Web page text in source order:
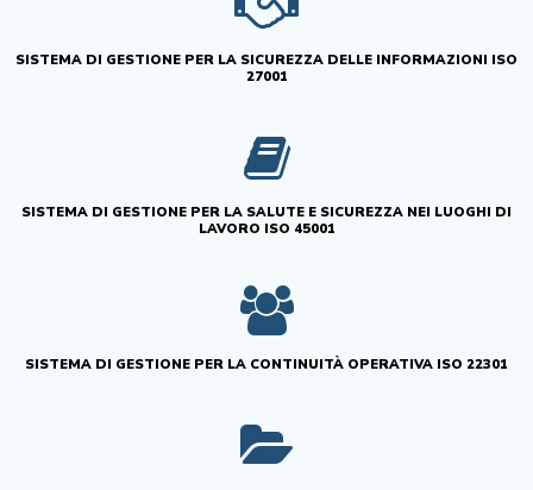
SISTEMA DI GESTIONE PER LA SICUREZZA DELLE INFORMAZIONI ISO
27001
SISTEMA DI GESTIONE PER LA SALUTE E SICUREZZA NEI LUOGHI DI
LAVORO ISO 45001
SISTEMA DI GESTIONE PER LA CONTINUITÀ OPERATIVA ISO 22301